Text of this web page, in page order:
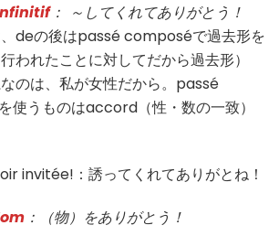
： ～してくれてありがとう！
、deの後はpassé composéで過去形を
われたことに対してだから過去形）
のは、私が女性だから。passé
うものはaccord（性・数の一致）
invitée!：誘ってくれてありがとね！
：（物）をありがとう！